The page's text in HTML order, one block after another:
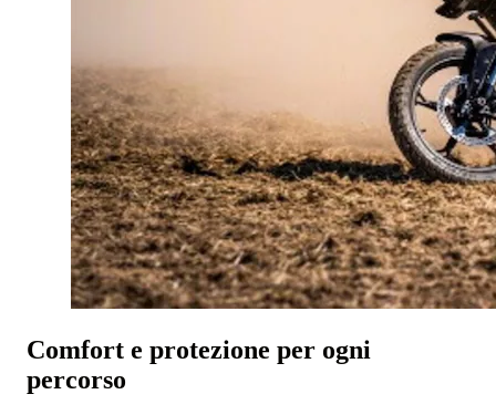
Comfort e protezione per ogni
percorso